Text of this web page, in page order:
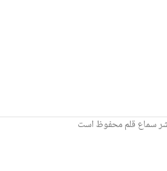
سماع قلم محفوظ است